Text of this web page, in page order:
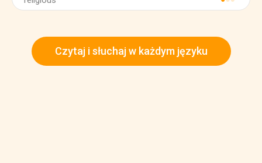
Czytaj i słuchaj w każdym języku